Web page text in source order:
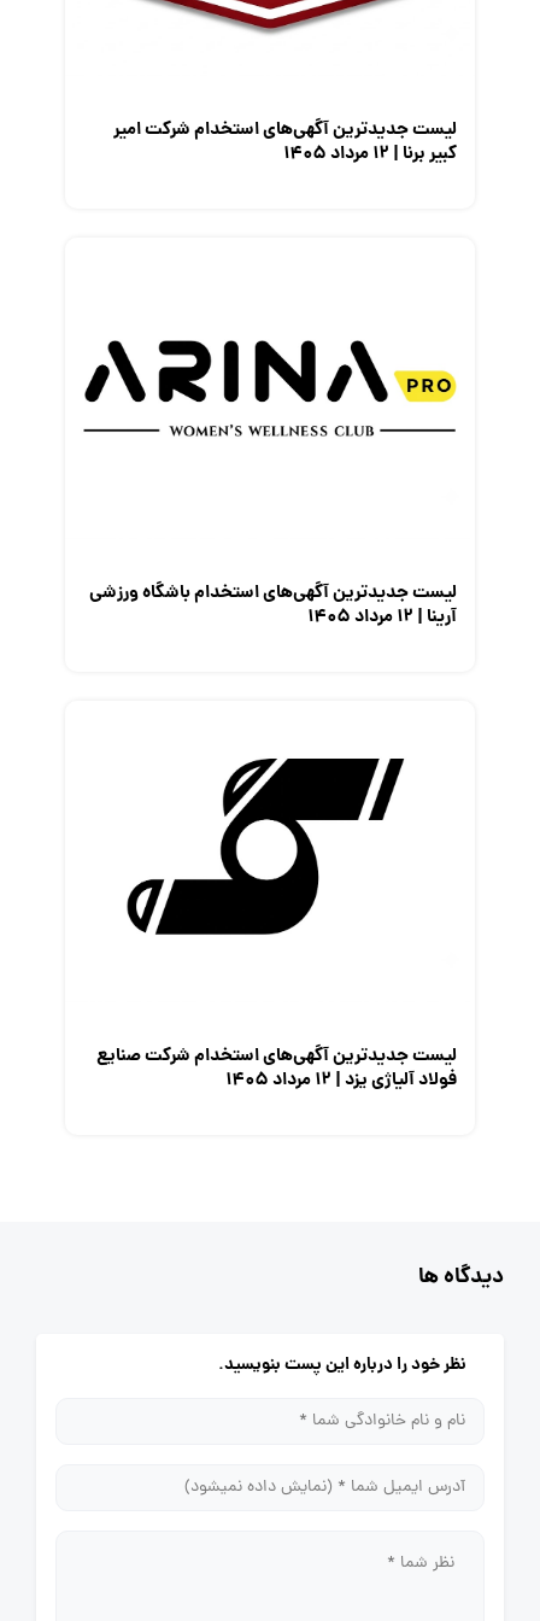
لیست جدیدترین آگهی‌های استخدام شرکت امیر
کبیر برنا | ۱۲ مرداد ۱۴۰۵
لیست جدیدترین آگهی‌های استخدام باشگاه ورزشی
آرینا | ۱۲ مرداد ۱۴۰۵
لیست جدیدترین آگهی‌های استخدام شرکت صنایع
فولاد آلیاژی یزد | ۱۲ مرداد ۱۴۰۵
دیدگاه ها
نظر خود را درباره این پست بنویسید.